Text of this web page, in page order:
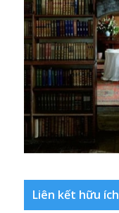
Liên kết hữu ích